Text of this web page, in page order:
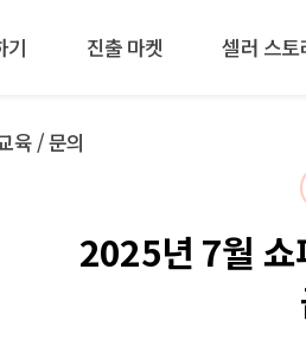
기 진출 마켓 셀러 스토
육 / 문의
2025년 7월